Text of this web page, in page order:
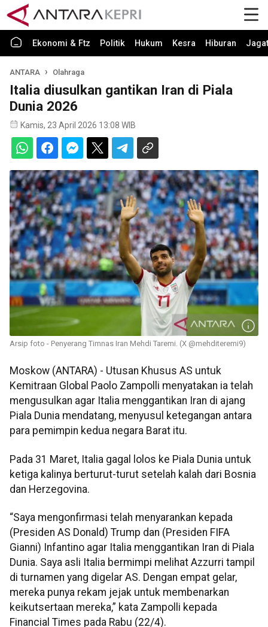
Ekonomi & Ftz Politik Hukum Kesra Hiburan Jagat
ANTARA Olahraga
Italia diusulkan gantikan Iran di Piala
Dunia 2026
Kamis, 23 April 2026 13:08 WIB
Arsip foto - Penyerang Timnas Iran Mehdi Taremi. (X @mehditeremi9)
Moskow (ANTARA) - Utusan Khusus AS untuk
Kemitraan Global Paolo Zampolli menyatakan ia telah
mengusulkan agar Italia menggantikan Iran di ajang
Piala Dunia mendatang, menyusul ketegangan antara
para pemimpin kedua negara Barat itu.
Pada 31 Maret, Italia gagal lolos ke Piala Dunia untuk
ketiga kalinya berturut-turut setelah kalah dari Bosnia
dan Herzegovina.
“Saya mengonfirmasi telah menyarankan kepada
(Presiden AS Donald) Trump dan (Presiden FIFA
Gianni) Infantino agar Italia menggantikan Iran di Piala
Dunia. Saya asli Italia bermimpi melihat Azzurri tampil
di turnamen yang digelar AS. Dengan empat gelar,
mereka punya rekam jejak untuk membenarkan
keikutsertaan mereka,” kata Zampolli kepada
Financial Times pada Rabu (22/4).